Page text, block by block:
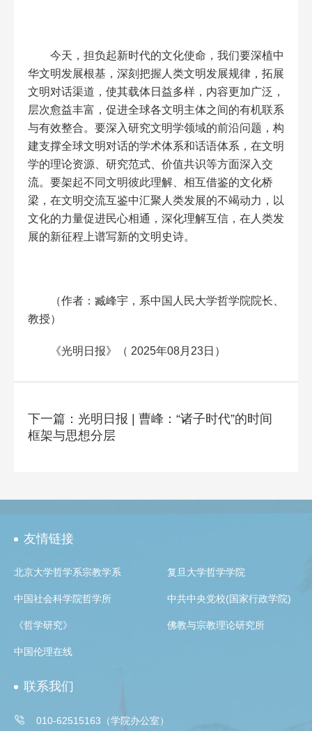
今天，担负起新时代的文化使命，我们要深植中
华文明发展根基，深刻把握人类文明发展规律，拓展
文明对话渠道，使其载体日益多样，内容更加广泛，
层次愈益丰富，促进全球各文明主体之间的有机联系
与有效整合。要深入研究文明学领域的前沿问题，构
建支撑全球文明对话的学术体系和话语体系，在文明
学的理论资源、研究范式、价值共识等方面深入交
流。要架起不同文明彼此理解、相互借鉴的文化桥
梁，在文明交流互鉴中汇聚人类发展的不竭动力，以
文化的力量促进民心相通，深化理解互信，在人类发
展的新征程上谱写新的文明史诗。
（作者：臧峰宇，系中国人民大学哲学院院长、
教授）
《光明日报》（ 2025年08月 23日）
下一篇：光明日报 | 曹峰：“诸子时代”的时间
框架与思想分层
友情链接
北京大学哲学系宗教学系 复旦大学哲学学院
中国社会科学院哲学所 中共中央党校(国家行政学院)
《哲学研究》 佛教与宗教理论研究所
中国伦理在线
联系我们
 010-62515163（学院办公室）